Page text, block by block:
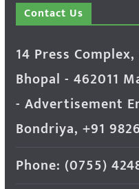
Contact Us
14 Press
Bhopal - 462011
- Advertisement
Bondriya, +91
Phone: (0755)